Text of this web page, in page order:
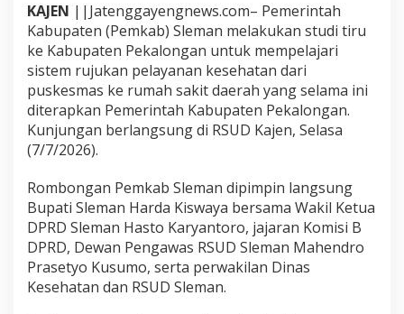
KAJEN ||Jatenggayengnews.com– Pemerintah
Kabupaten (Pemkab) Sleman melakukan studi tiru
ke Kabupaten Pekalongan untuk mempelajari
sistem rujukan pelayanan kesehatan dari
puskesmas ke rumah sakit daerah yang selama ini
diterapkan Pemerintah Kabupaten Pekalongan.
Kunjungan berlangsung di RSUD Kajen, Selasa
(7/7/2026).
Rombongan Pemkab Sleman dipimpin langsung
Bupati Sleman Harda Kiswaya bersama Wakil Ketua
DPRD Sleman Hasto Karyantoro, jajaran Komisi B
DPRD, Dewan Pengawas RSUD Sleman Mahendro
Prasetyo Kusumo, serta perwakilan Dinas
Kesehatan dan RSUD Sleman.